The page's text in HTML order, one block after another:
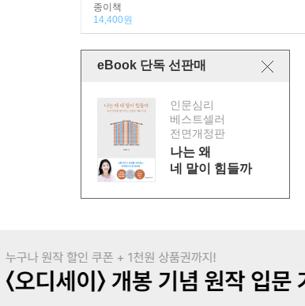
종이책
14,400원
eBook 단독 선판매
인문심리
베스트셀러
전면개정판
나는 왜
네 말이 힘들까